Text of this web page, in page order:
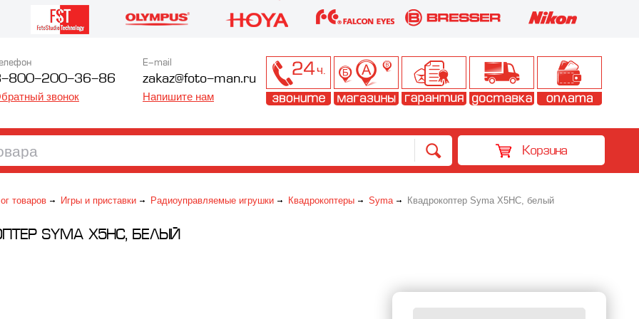
800-200-36-86
звонок
E-mail
zakaz@foto-man.ru
Напишите нам
Корзина
товаров Игры и приставки Радиоуправляемые игрушки Квадрокоптеры Syma Квадрокоптер Syma X5HC, белый
SYMA X5HC, БЕЛЫЙ